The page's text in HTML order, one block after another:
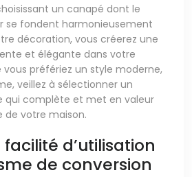
un canapé dont le
se fondent harmonieusement
décoration, vous créerez une
et élégante dans votre
vous préfériez un style moderne,
veillez à sélectionner un
qui complète et met en valeur
de votre maison.
facilité d’utilisation
de conversion